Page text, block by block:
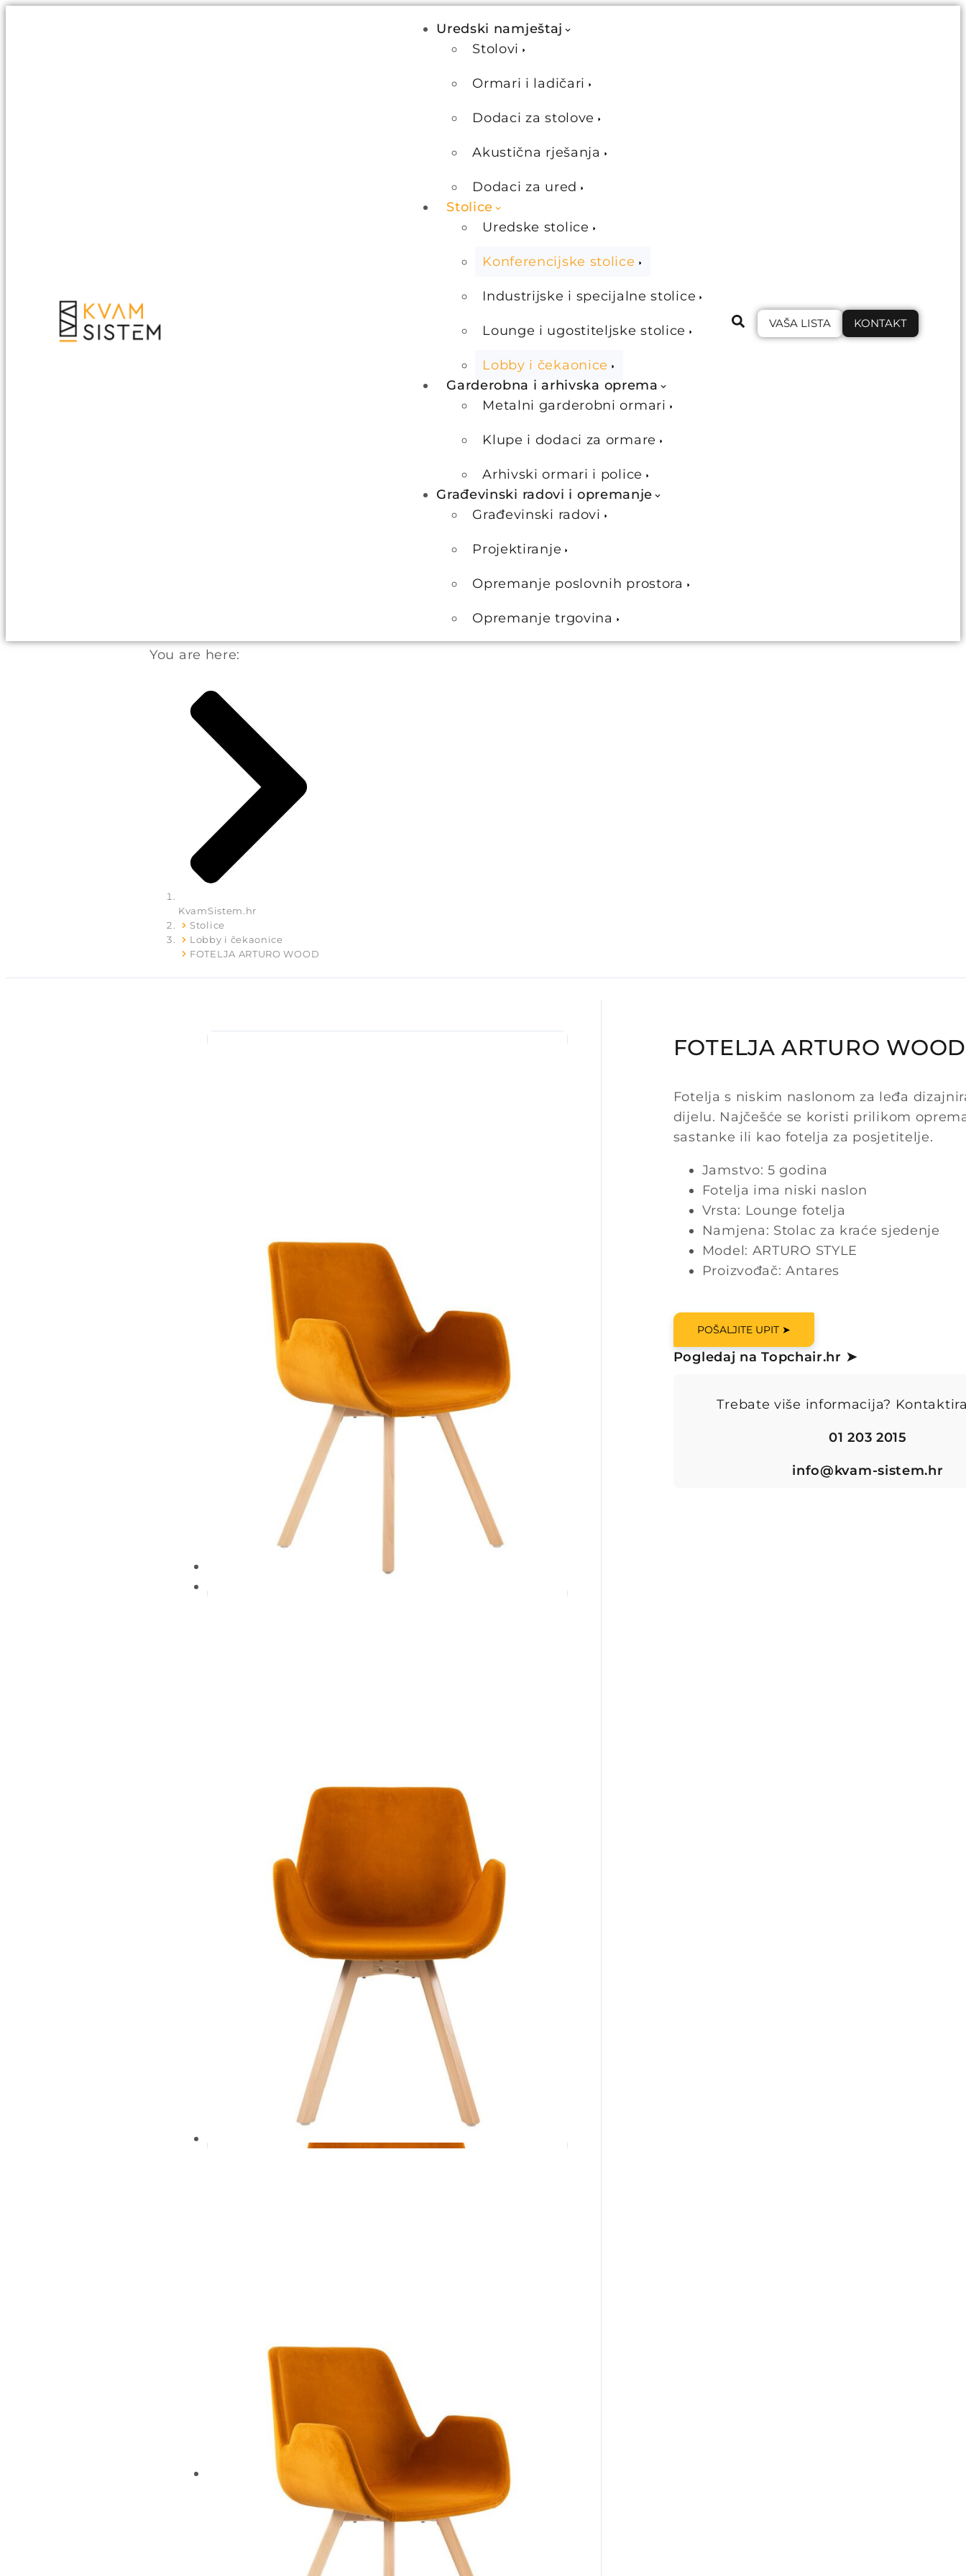
Uredski namještaj
Stolovi
Ormari i ladičari
Dodaci za stolove
Akustična rješanja
Dodaci za ured
Stolice
Uredske stolice
Konferencijske stolice
Industrijske i specijalne stolice
Lounge i ugostiteljske stolice
Lobby i čekaonice
Garderobna i arhivska oprema
Metalni garderobni ormari
Klupe i dodaci za ormare
Arhivski ormari i police
Građevinski radovi i opremanje
Građevinski radovi
Projektiranje
Opremanje poslovnih prostora
Opremanje trgovina
VAŠA LISTA KONTAKT
You are here:
KvamSistem.hr
Stolice
Lobby i čekaonice
FOTELJA ARTURO WOOD
FOTELJA ARTURO WOOD
Fotelja s niskim naslonom za leđa
dijelu. Najčešće se koristi prilikom
sastanke ili kao fotelja za posjetitelje.
Jamstvo: 5 godina
Fotelja ima niski naslon
Vrsta: Lounge fotelja
Namjena: Stolac za kraće sjedenje
Model: ARTURO STYLE
Proizvođač: Antares
POŠALJITE UPIT ➤
Pogledaj na Topchair.hr ➤
Trebate više informacija?
01 203 2015
info@kvam-sistem.hr